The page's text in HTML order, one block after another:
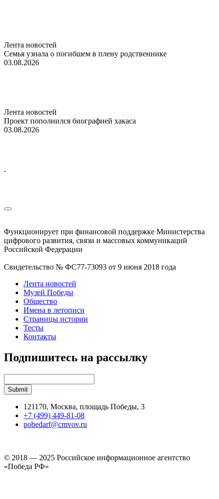
Лента новостей
Семья узнала о погибшем в плену родственнике
03.08.2026
Лента новостей
Проект пополнился биографией хакаса
03.08.2026
Функционирует при финансовой поддержке Министерства
цифрового развития, связи и массовых коммуникаций
Российской Федерации
Свидетельство № ФС77-73093 от 9 июня 2018 года
Лента новостей
Музей Победы
Общество
Имена в летописи
Страницы истории
Тесты
Контакты
Подпишитесь на рассылку
121170, Москва, площадь Победы, 3
+7 (499) 449-81-08
pobedarf@cmvov.ru
© 2018 — 2025 Российское информационное агентство
«Победа РФ»